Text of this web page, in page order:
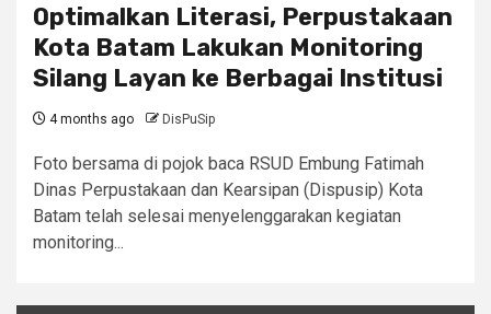
Optimalkan Literasi, Perpustakaan
Kota Batam Lakukan Monitoring
Silang Layan ke Berbagai Institusi
4 months ago DisPuSip
Foto bersama di pojok baca RSUD Embung Fatimah
Dinas Perpustakaan dan Kearsipan (Dispusip) Kota
Batam telah selesai menyelenggarakan kegiatan
monitoring...